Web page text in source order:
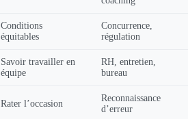
Conditions
équitables
Concurrence,
régulation
Savoir travailler en
équipe
RH, entretien,
bureau
Rater l’occasion
Reconnaissance
d’erreur